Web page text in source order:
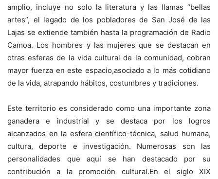
amplio, incluye no solo la literatura y las llamas “bellas
artes”, el legado de los pobladores de San José de las
Lajas se extiende también hasta la programación de Radio
Camoa. Los hombres y las mujeres que se destacan en
otras esferas de la vida cultural de la comunidad, cobran
mayor fuerza en este espacio,asociado a lo más cotidiano
de la vida, atrapando hábitos, costumbres y tradiciones.
Este territorio es considerado como una importante zona
ganadera e industrial y se destaca por los logros
alcanzados en la esfera científico-técnica, salud humana,
cultura, deporte e investigación. Numerosas son las
personalidades que aquí se han destacado por su
contribución a la promoción cultural.En el siglo XIX